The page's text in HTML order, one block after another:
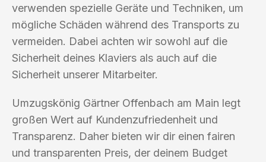
verwenden spezielle Geräte und Techniken, um
mögliche Schäden während des Transports zu
vermeiden. Dabei achten wir sowohl auf die
Sicherheit deines Klaviers als auch auf die
Sicherheit unserer Mitarbeiter.
Umzugskönig Gärtner Offenbach am Main legt
großen Wert auf Kundenzufriedenheit und
Transparenz. Daher bieten wir dir einen fairen
und transparenten Preis, der deinem Budget